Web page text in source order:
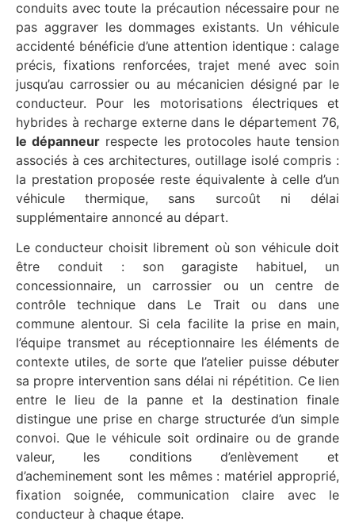
conduits avec toute la précaution nécessaire pour ne
pas aggraver les dommages existants. Un véhicule
accidenté bénéficie d’une attention identique : calage
précis, fixations renforcées, trajet mené avec soin
jusqu’au carrossier ou au mécanicien désigné par le
conducteur. Pour les motorisations électriques et
hybrides à recharge externe dans le département 76,
le dépanneur respecte les protocoles haute tension
associés à ces architectures, outillage isolé compris :
la prestation proposée reste équivalente à celle d’un
véhicule thermique, sans surcoût ni délai
supplémentaire annoncé au départ.
Le conducteur choisit librement où son véhicule doit
être conduit : son garagiste habituel, un
concessionnaire, un carrossier ou un centre de
contrôle technique dans Le Trait ou dans une
commune alentour. Si cela facilite la prise en main,
l’équipe transmet au réceptionnaire les éléments de
contexte utiles, de sorte que l’atelier puisse débuter
sa propre intervention sans délai ni répétition. Ce lien
entre le lieu de la panne et la destination finale
distingue une prise en charge structurée d’un simple
convoi. Que le véhicule soit ordinaire ou de grande
valeur, les conditions d’enlèvement et
d’acheminement sont les mêmes : matériel approprié,
fixation soignée, communication claire avec le
conducteur à chaque étape.